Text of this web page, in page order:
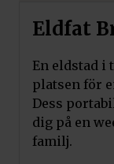
Eldfat
En eldstad i
platsen för
Dess
dig på en
familj.